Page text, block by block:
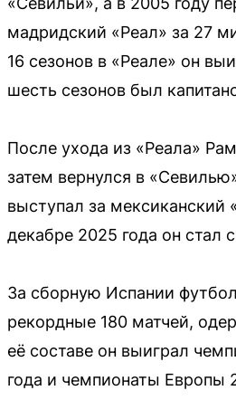
мадридский «Реал» за 27
16 сезонов в «Реале» он
шесть сезонов был
После ухода из «Реала»
затем вернулся в
выступал за мексиканский
декабре 2025 года он стал
За сборную Испании
рекордные 180 матчей,
её составе он выиграл
года и чемпионаты Европы